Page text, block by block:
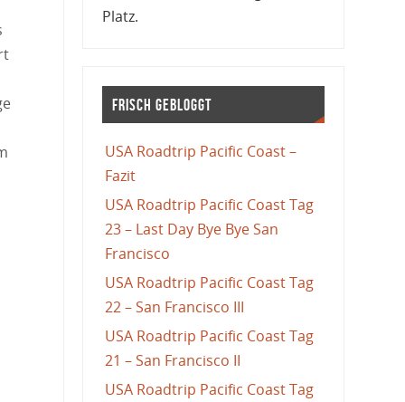
Platz.
Frisch gebloggt
USA Roadtrip Pacific Coast –
Fazit
USA Roadtrip Pacific Coast Tag
23 – Last Day Bye Bye San
Francisco
USA Roadtrip Pacific Coast Tag
22 – San Francisco III
USA Roadtrip Pacific Coast Tag
21 – San Francisco II
USA Roadtrip Pacific Coast Tag